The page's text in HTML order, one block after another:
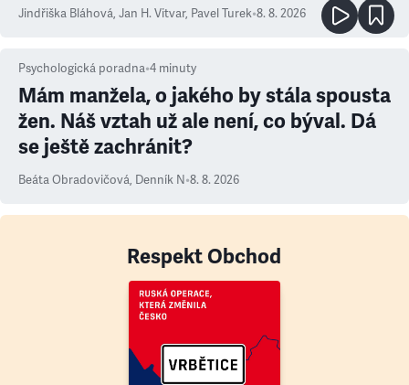
Jindřiška Bláhová, Jan H. Vitvar, Pavel Turek•8. 8. 2026
Psychologická poradna•4 minuty
Mám manžela, o jakého by stála spousta
žen. Náš vztah už ale není, co býval. Dá
se ještě zachránit?
Beáta Obradovičová, Denník N•8. 8. 2026
Respekt Obchod